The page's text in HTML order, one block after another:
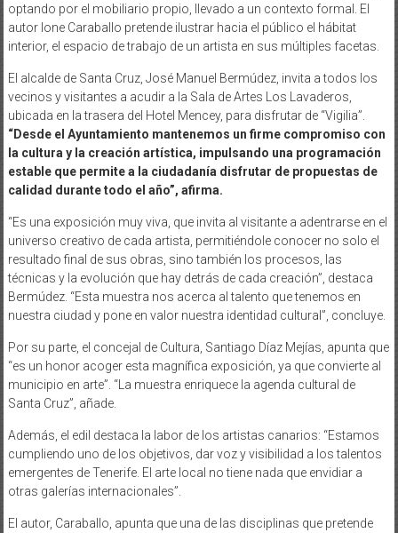
optando por el mobiliario propio, llevado a un contexto formal. El
autor Ione Caraballo pretende ilustrar hacia el público el hábitat
interior, el espacio de trabajo de un artista en sus múltiples facetas.
El alcalde de Santa Cruz, José Manuel Bermúdez, invita a todos los
vecinos y visitantes a acudir a la Sala de Artes Los Lavaderos,
ubicada en la trasera del Hotel Mencey, para disfrutar de “Vigilia”.
“Desde el Ayuntamiento mantenemos un firme compromiso con
la cultura y la creación artística, impulsando una programación
estable que permite a la ciudadanía disfrutar de propuestas de
calidad durante todo el año”, afirma.
“Es una exposición muy viva, que invita al visitante a adentrarse en el
universo creativo de cada artista, permitiéndole conocer no solo el
resultado final de sus obras, sino también los procesos, las
técnicas y la evolución que hay detrás de cada creación”, destaca
Bermúdez. “Esta muestra nos acerca al talento que tenemos en
nuestra ciudad y pone en valor nuestra identidad cultural”, concluye.
Por su parte, el concejal de Cultura, Santiago Díaz Mejías, apunta que
“es un honor acoger esta magnífica exposición, ya que convierte al
municipio en arte”. “La muestra enriquece la agenda cultural de
Santa Cruz”, añade.
Además, el edil destaca la labor de los artistas canarios: “Estamos
cumpliendo uno de los objetivos, dar voz y visibilidad a los talentos
emergentes de Tenerife. El arte local no tiene nada que envidiar a
otras galerías internacionales”.
El autor, Caraballo, apunta que una de las disciplinas que pretende